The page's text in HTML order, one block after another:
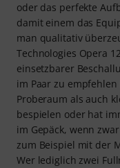
oder das perfekte
damit einem das
man qualitativ
Technologies Opera
einsetzbarer
im Paar zu
Proberaum als auch
bespielen oder hat
im Gepäck, wenn
zum Beispiel mit der
Wer lediglich zwei